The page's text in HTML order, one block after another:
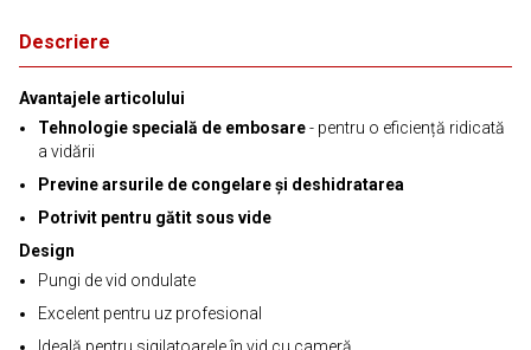
Descriere
Avantajele articolului
Tehnologie specială de embosare- pentru o eficiență ridicată
a vidării
Previne arsurile de congelare și deshidratarea
Potrivit pentru gătit sous vide
Design
Pungi de vid ondulate
Excelent pentru uz profesional